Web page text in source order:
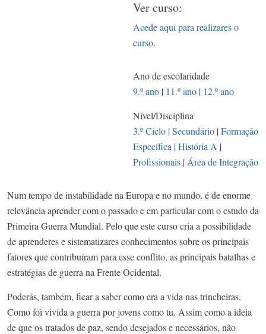
Ver curso:
Acede aqui para realizares o
curso.
Ano de escolaridade
9.º ano | 11.º ano | 12.º ano
Nível/Disciplina
3.º Ciclo |Secundário |Formação
Específica |História A |
Profissionais | Área de Integração
Num tempo de instabilidade na Europa e no mundo, é de enorme
relevância aprender com o passado e em particular com o estudo da
Primeira Guerra Mundial. Pelo que este curso cria a possibilidade
de aprenderes e sistematizares conhecimentos sobre os principais
fatores que contribuíram para esse conflito, as principais batalhas e
estratégias de guerra na Frente Ocidental.
Poderás, também, ficar a saber como era a vida nas trincheiras.
Como foi vivida a guerra por jovens como tu. Assim como a ideia
de que os tratados de paz, sendo desejados e necessários, não